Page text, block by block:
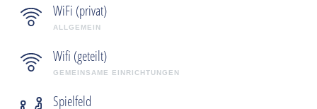
WiFi (privat)
ALLGEMEIN
Wifi (geteilt)
GEMEINSAME EINRICHTUNGEN
Spielfeld